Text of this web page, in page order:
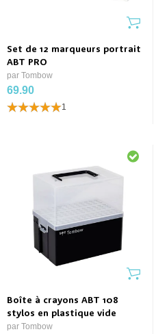
Set de 12 marqueurs portrait
ABT PRO
par Tombow
69.90
1
Boîte à crayons ABT 108
stylos en plastique vide
par Tombow